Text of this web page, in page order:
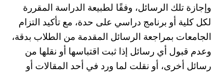
وإجازة تلك الرسائل، وفقًا لطبيعة الدراسة المقررة
لكل كلية أو برنامج دراسي على حدة، مع تأكيد التزام
الجامعات بمراجعة الرسائل المقدمة من الطلاب بدقة،
وعدم قبول أي رسائل إذا ثبت اقتباسها أو نقلها من
رسائل أخرى، أو نقلت لما ورد في أحد المقالات أو